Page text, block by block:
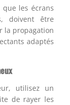
que les écrans
doivent être
la propagation
adaptés
utilisez un
de rayer les